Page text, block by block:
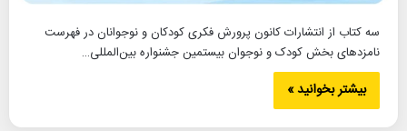
سه کتاب از انتشارات کانون پرورش فکری کودکان و نوجوانان در فهرست
نامزدهای بخش کودک و نوجوان بیستمین جشنواره بین‌المللی…
بیشتر بخوانید »